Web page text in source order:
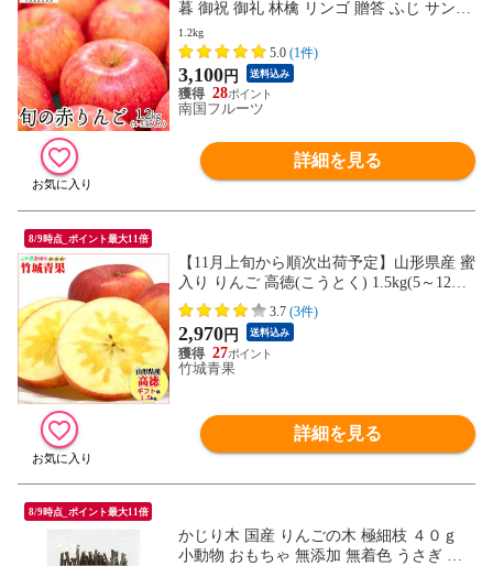
暮 御祝 御礼 林檎 リンゴ 贈答 ふじ サンふ
じ シナノスイート ジョナゴールド 青森 長
野）
1.2kg
5.0 (1件)
3,100円 送料込み
28
南国フルーツ
詳細を見る
8/9時点_ポイント最大11倍
【11月上旬から順次出荷予定】山形県産 蜜
入り りんご 高徳(こうとく) 1.5kg(5～12玉
入り)※日時指定はメールで※
3.7 (3件)
2,970円 送料込み
27
竹城青果
詳細を見る
8/9時点_ポイント最大11倍
かじり木 国産 りんごの木 極細枝 ４０ｇ
小動物 おもちゃ 無添加 無着色 うさぎ ハ